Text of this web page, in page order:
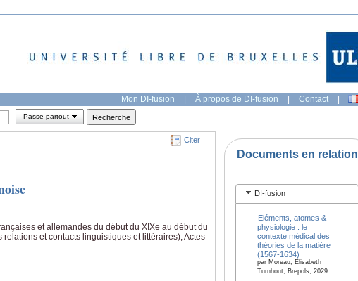
Mon DI-fusion | À propos de DI-fusion | Contact |
Passe-partout
Citer
et allemandes du début du XIXe au début du
et contacts linguistiques et littéraires), Actes
Documents en relation
DI-fusion
Eléments, atomes &
physiologie : le
contexte médical des
théories de la matière
(1567-1634)
par Moreau, Elisabeth
Turnhout, Brepols, 2029